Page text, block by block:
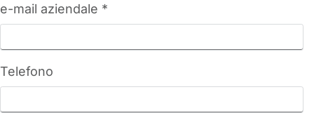
e-mail aziendale *
Telefono